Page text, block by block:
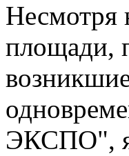
Несмотря
площади,
ЭКСПО",